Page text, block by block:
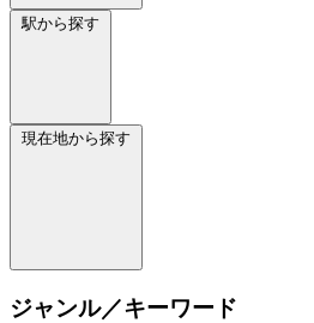
駅から探す
現在地から探す
ジャンル／キーワード